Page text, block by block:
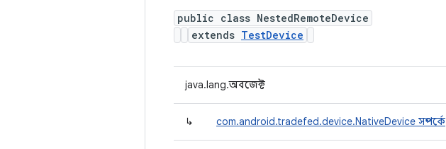
public class NestedRemoteDevice
extends TestDevice
java.lang.অবজেক্ট
↳ com.android.tradefed.device.NativeDevice সম্পর্কে